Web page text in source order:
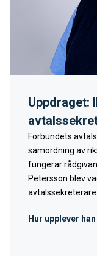
Uppdraget:
Förbundets
samordning av
fungerar
Petersson blev
avtalssekreterare
Hur upplever